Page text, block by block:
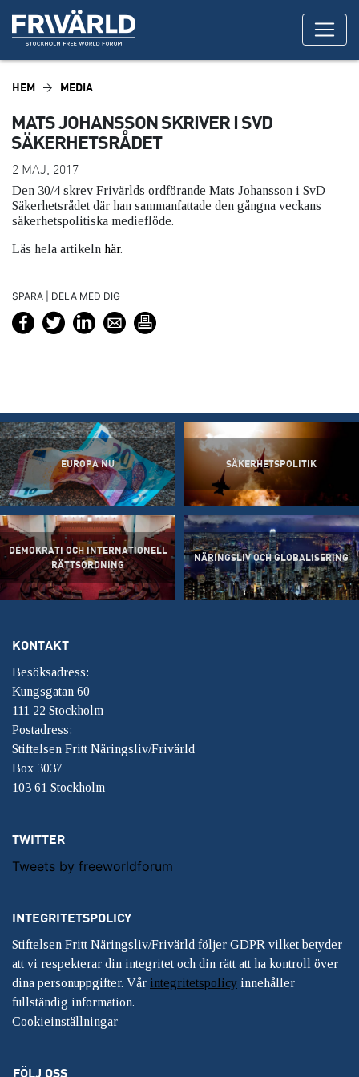
HEM MEDIA
MATS JOHANSSON SKRIVER I SVD
SÄKERHETSRÅDET
2 MAJ, 2017
Den 30/4 skrev Frivärlds ordförande Mats Johansson i SvD
Säkerhetsrådet där han sammanfattade den gångna veckans
säkerhetspolitiska medieflöde.
Läs hela artikeln här.
SPARA | DELA MED DIG
EUROPA NU SÄKERHETSPOLITIK
DEMOKRATI OCH INTERNATIONELL
RÄTTSORDNING
NÄRINGSLIV OCH GLOBALISERING
KONTAKT
Besöksadress:
Kungsgatan 60
111 22 Stockholm
Postadress:
Stiftelsen Fritt Näringsliv/Frivärld
Box 3037
103 61 Stockholm
TWITTER
Tweets by freeworldforum
INTEGRITETSPOLICY
Stiftelsen Fritt Näringsliv/Frivärld följer GDPR vilket betyder
att vi respekterar din integritet och din rätt att ha kontroll över
dina personuppgifter. Vår integritetspolicy innehåller
fullständig information.
Cookieinställningar
FÖLJ OSS